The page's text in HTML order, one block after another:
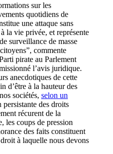
sur les
quotidiens de
une attaque sans
la vie privée, et représente
surveillance de masse
commente
pirate au Parlement
l’avis juridique.
anecdotiques de cette
d’être à la hauteur des
sociétés, selon un
des droits
récurent de la
les coups de pression
des faits constituent
à laquelle nous devons